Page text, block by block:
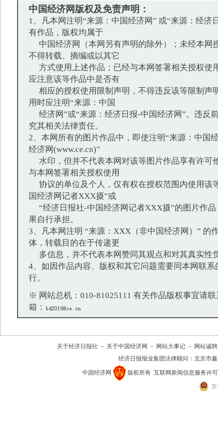
中国经济网版权及免责声明：
1、凡本网注明“来源：中国经济网” 或“来源：经济
有作品，版权均属于
中国经济网（本网另有声明的除外）；未经本网
不得转载、摘编或以其它
方式使用上述作品；已经与本网签署相关授权使
应注意该等作品中是否有
相应的授权使用限制声明，不得违反该等限制声
用时应注明“来源：中国
经济网”或“来源：经济日报-中国经济网”。违反
究其相关法律责任。
2、本网所有的图片作品中，即使注明“来源：中国
经济网(www.ce.cn)”
水印，但并不代表本网对该等图片作品享有许可
与本网签署相关授权使用
协议的单位及个人，仅有权在授权范围内使用该
国经济网记者XXX摄”或
“经济日报社-中国经济网记者XXX摄”的图片作品
果自行承担。
3、凡本网注明 “来源：XXX（非中国经济网）” 的
体，转载目的在于传递更
多信息，并不代表本网赞同其观点和对其真实性
4、如因作品内容、版权和其它问题需要同本网联系
行。
※ 网站总机：010-81025111 有关作品版权事宜请联
箱：
关于经济日报社 － 关于中国经济网 － 网站大事记 － 网站诚聘
经济日报报业集团法律顾问： 北京市
中国经济网 版权所有 互联网新闻信息服务许可
京